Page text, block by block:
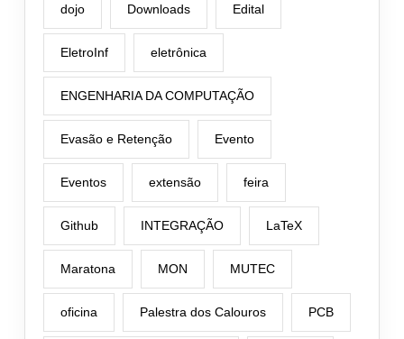
dojo Downloads Edital
EletroInf eletrônica
ENGENHARIA DA COMPUTAÇÃO
Evasão e Retenção Evento
Eventos extensão feira
Github INTEGRAÇÃO LaTeX
Maratona MON MUTEC
oficina Palestra dos Calouros PCB